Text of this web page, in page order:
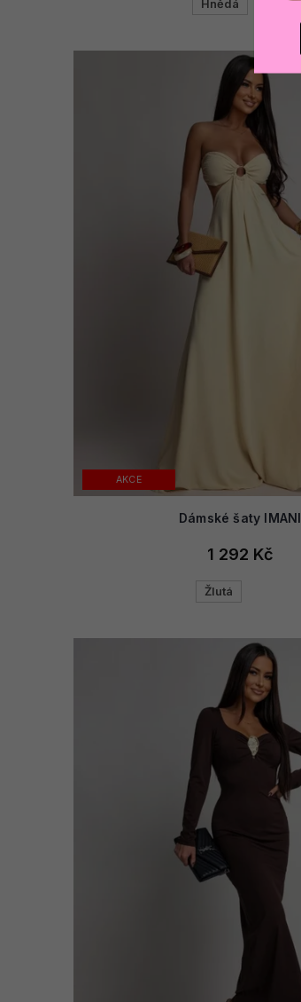
Hnědá
AKCE
Dámské šaty IMANI
1 292 Kč
Žlutá